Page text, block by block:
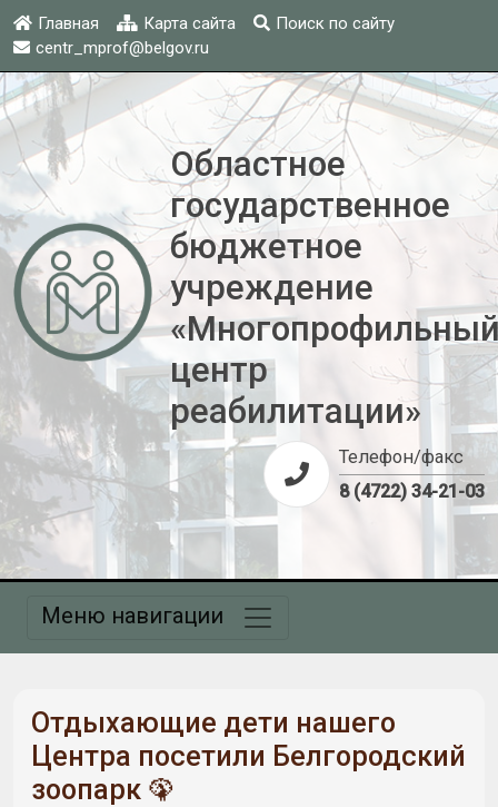
Главная Карта сайта
Поиск по сайту
centr_mprof@belgov.ru
Областное
государственное
бюджетное
учреждение
центр
реабилитации»
Телефон/факс
8 (4722) 34-21-03
Меню навигации
Отдыхающие дети нашего
Центра посетили Белгородский
зоопарк 🦚